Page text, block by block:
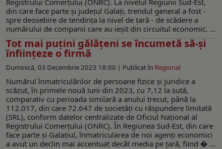
din care face parte și județul Galați, trendul general a fost -
spre deosebire de tendința la nivel de țară - de scădere a
numărului de companii care au ieșit din circuitul economic. ...
Tot mai puțini gălățeni se încumetă să-și
înființeze o firmă
Duminică, 03 Decembrie 2023 18:00 | Publicat în Regional
Numărul înmatriculărilor de persoane fizice şi juridice a
scăzut, în primele nouă luni din 2023, cu 7,12 la sută,
comparativ cu perioada similară a anului trecut, până la
112.017, din care 72.647 de societăţi cu răspundere limitată
(SRL), conform datelor centralizate de Oficiul Naţional al
Registrului Comerţului (ONRC). În Regiunea Sud-Est, din care
face parte și Galațiul, înmatricularea de noi agenți economici
a avut un declin mai accentuat decât media pe țară, fiind � ...